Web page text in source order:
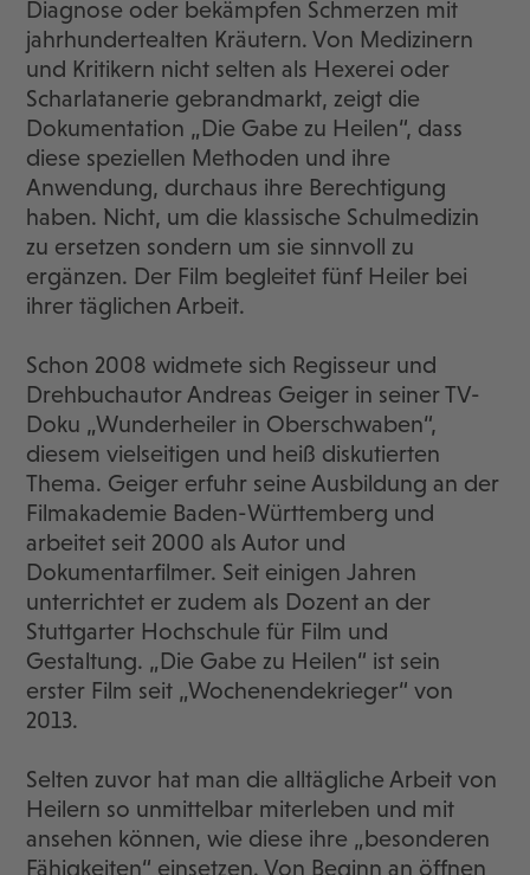
Diagnose oder bekämpfen Schmerzen mit
jahrhundertealten Kräutern. Von Medizinern
und Kritikern nicht selten als Hexerei oder
Scharlatanerie gebrandmarkt, zeigt die
Dokumentation „Die Gabe zu Heilen“, dass
diese speziellen Methoden und ihre
Anwendung, durchaus ihre Berechtigung
haben. Nicht, um die klassische Schulmedizin
zu ersetzen sondern um sie sinnvoll zu
ergänzen. Der Film begleitet fünf Heiler bei
ihrer täglichen Arbeit.
Schon 2008 widmete sich Regisseur und
Drehbuchautor Andreas Geiger in seiner TV-
Doku „Wunderheiler in Oberschwaben“,
diesem vielseitigen und heiß diskutierten
Thema. Geiger erfuhr seine Ausbildung an der
Filmakademie Baden-Württemberg und
arbeitet seit 2000 als Autor und
Dokumentarfilmer. Seit einigen Jahren
unterrichtet er zudem als Dozent an der
Stuttgarter Hochschule für Film und
Gestaltung. „Die Gabe zu Heilen“ ist sein
erster Film seit „Wochenendekrieger“ von
2013.
Selten zuvor hat man die alltägliche Arbeit von
Heilern so unmittelbar miterleben und mit
ansehen können, wie diese ihre „besonderen
Fähigkeiten“ einsetzen. Von Beginn an öffnen